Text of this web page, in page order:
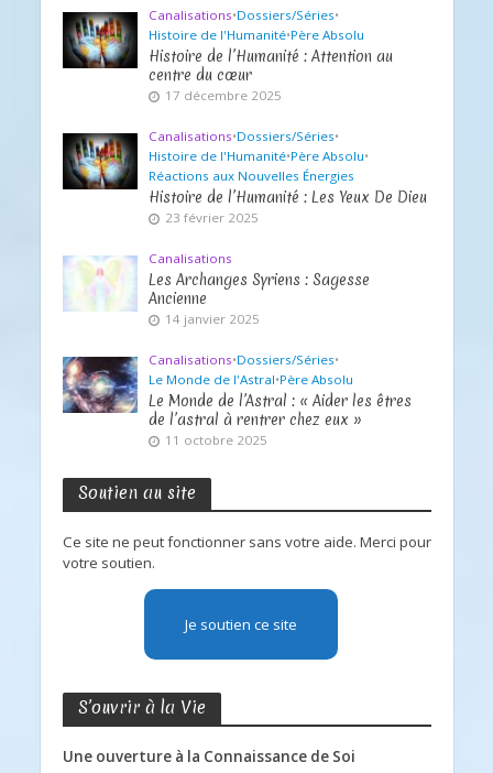
Canalisations•Dossiers/Séries•
Histoire de l'Humanité•Père Absolu
Histoire de l’Humanité : Attention au
centre du cœur
17 décembre 2025
Canalisations•Dossiers/Séries•
Histoire de l'Humanité•Père Absolu•
Réactions aux Nouvelles Énergies
Histoire de l’Humanité : Les Yeux De Dieu
23 février 2025
Canalisations
Les Archanges Syriens : Sagesse
Ancienne
14 janvier 2025
Canalisations•Dossiers/Séries•
Le Monde de l'Astral•Père Absolu
Le Monde de l’Astral : « Aider les êtres
de l’astral à rentrer chez eux »
11 octobre 2025
Soutien au site
Ce site ne peut fonctionner sans votre aide. Merci pour
votre soutien.
Je soutien ce site
S’ouvrir à la Vie
Une ouverture à la Connaissance de Soi